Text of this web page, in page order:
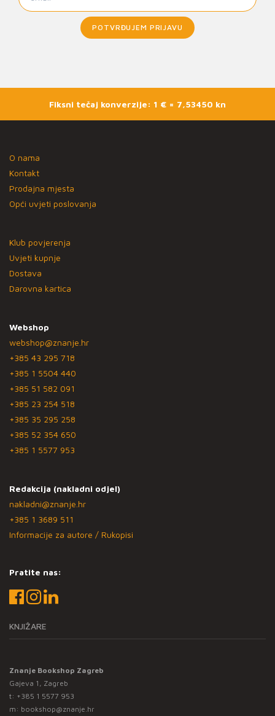
POTVRĐUJEM PRIJAVU
Fiksni tečaj konverzije: 1 € = 7,53450 kn
O nama
Kontakt
Prodajna mjesta
Opći uvjeti poslovanja
Klub povjerenja
Uvjeti kupnje
Dostava
Darovna kartica
Webshop
webshop@znanje.hr
+385 43 295 718
+385 1 5504 440
+385 51 582 091
+385 23 254 518
+385 35 295 258
+385 52 354 650
+385 1 5577 953
Redakcija (nakladni odjel)
nakladni@znanje.hr
+385 1 3689 511
Informacije za autore / Rukopisi
Pratite nas:
KNJIŽARE
Znanje Bookshop Zagreb
Gajeva 1, Zagreb
t: +385 1 5577 953
m: bookshop@znanje.hr